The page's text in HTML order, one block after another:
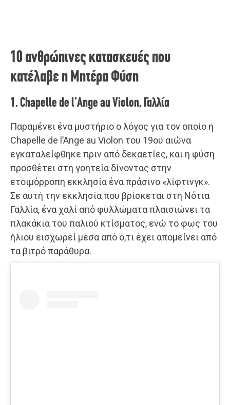
10 ανθρώπινες κατασκευές που
κατέλαβε η Μητέρα Φύση
1. Chapelle de l’Ange au Violon, Γαλλία
Παραμένει ένα μυστήριο ο λόγος για τον οποίο η
Chapelle de l’Ange au Violon του 19ου αιώνα
εγκαταλείφθηκε πριν από δεκαετίες, και η φύση
προσθέτει στη γοητεία δίνοντας στην
ετοιμόρροπη εκκλησία ένα πράσινο «λίφτινγκ».
Σε αυτή την εκκλησία που βρίσκεται στη Νότια
Γαλλία, ένα χαλί από φυλλώματα πλαισιώνει τα
πλακάκια του παλιού κτίσματος, ενώ το φως του
ήλιου εισχωρεί μέσα από ό,τι έχει απομείνει από
τα βιτρό παράθυρα.